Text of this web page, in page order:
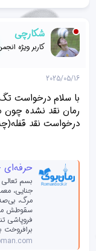
شکارچی
کاربر ویژه
2025/05/16
با سلام درخواست
رمان نقد نشده چون
درخواست نقد
حرفه‌ای -
بسم‌‌ تعالی
مرگ،
سقوطش
فروپاشی‌
برافروخت